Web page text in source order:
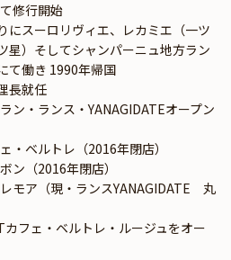
修行開始
にスーロリヴィエ、レカミエ（一ツ
星）そしてシャンパーニュ地方ラン
て働き 1990年帰国
長就任
ン・ランス・YANAGIDATEオープン
・ベルトレ（2016年閉店）
ン（2016年閉店）
モア（現・ランスYANAGIDATE　丸
フェ・ベルトレ・ルージュをオー